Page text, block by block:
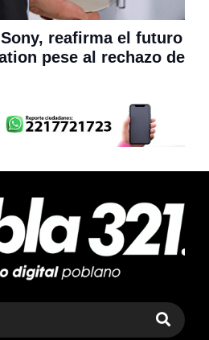
reafirma el futuro
pese al rechazo de